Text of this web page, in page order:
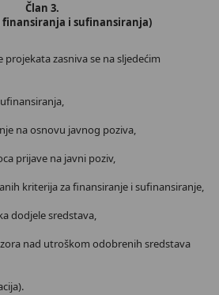
Član 3.
finansiranja i sufinansiranja)
zasniva se na sljedećim
na osnovu javnog poziva,
prijave na javni poziv,
kriterija za finansiranje i sufinansiranje,
dodjele sredstava,
nad utroškom odobrenih sredstava